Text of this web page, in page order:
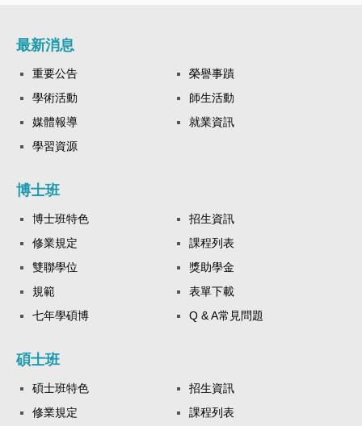
最新消息
重要公告
榮譽事蹟
學術活動
師生活動
媒體報導
就業資訊
學習資源
博士班
博士班特色
招生資訊
修業規定
課程列表
雙聯學位
獎助學金
規範
表單下載
七年學碩博
Q & A常見問題
碩士班
碩士班特色
招生資訊
修業規定
課程列表